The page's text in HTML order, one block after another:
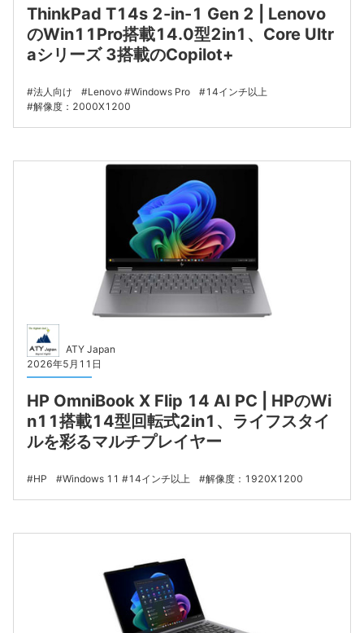
ThinkPad T14s 2-in-1 Gen 2 | Lenovo
のWin11Pro搭載14.0型2in1、Core Ultr
aシリーズ 3搭載のCopilot+
法人向け Lenovo Windows Pro
14インチ以上
解像度：2000X1200
ATY Japan
2026年5月11日
HP OmniBook X Flip 14 AI PC | HPのWi
n11搭載14型回転式2in1、ライフスタイ
ルを彩るマルチプレイヤー
HP Windows 11 14インチ以上 解像度：1920X1200